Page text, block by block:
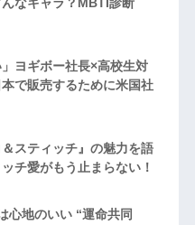
」ヨギボー社長×高校生対
で販売するために米国社
スティッチ』の魅力を語
チ愛がもう止まらない！
心地のいい “運命共同